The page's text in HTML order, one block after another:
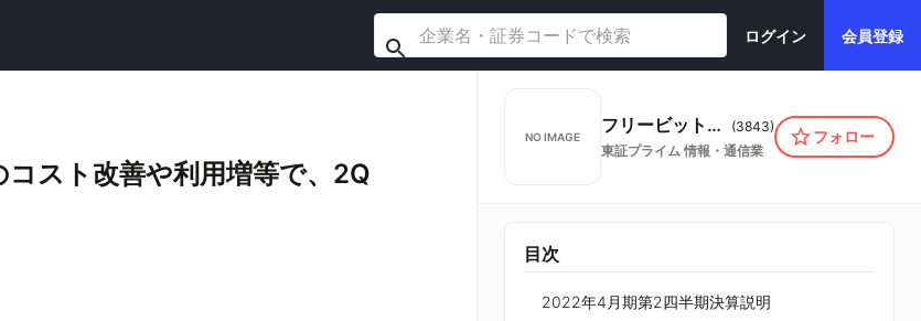
ログイン 会員登録
スト改善や利用増等で、2Q
NO IMAGE
フリービット株式会社 (3843)
東証プライム 情報・通信業
フォロー
目次
2022年4月期第2四半期決算説明